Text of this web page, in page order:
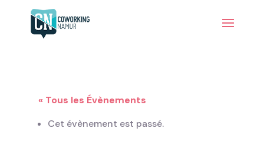
« Tous les Évènements
Cet évènement est passé.